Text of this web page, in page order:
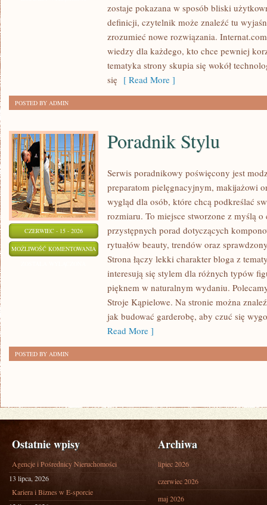
PRZECHOWYWANIE
DANYCH
zostaje pokazana w sposób bliski
definicji, czytelnik może znaleźć tu
zrozumieć nowe rozwiązania.
wiedzy dla każdego, kto chce pewniej
tematyka strony skupia się wokół
się [ Read More ]
POSTED BY ADMIN
CZERWIEC - 15 - 2026
MOŻLIWOŚĆ KOMENTOWANIA PORADNIK
STYLU
Poradnik Stylu
Serwis poradnikowy poświęcony jest
preparatom pielęgnacyjnym, makijażowi
wygląd dla osób, które chcą podkreślać
rozmiaru. To miejsce stworzone z myślą
przystępnych porad dotyczących
rytuałów beauty, trendów oraz
Strona łączy lekki charakter bloga z
interesują się stylem dla różnych typów
pięknem w naturalnym wydaniu.
Stroje Kąpielowe. Na stronie można
jak budować garderobę, aby czuć się
Read More ]
POSTED BY ADMIN
Ostatnie wpisy
Agencje i Pośrednicy Nieruchomości
13 lipca, 2026
Kariera i Biznes w E-sporcie
Archiwa
lipiec 2026
czerwiec 2026
maj 2026